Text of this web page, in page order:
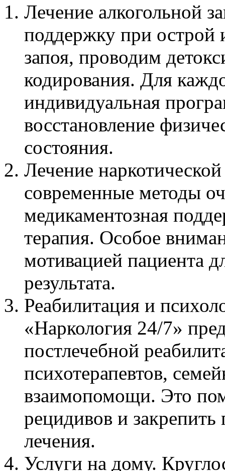
Лечение алкогольной
поддержку при острой
запоя, проводим
кодирования. Для
индивидуальная
восстановление
состояния.
Лечение
современные методы
медикаментозная
терапия. Особое
мотивацией пациента
результата.
Реабилитация и
«Наркология 24/7»
постлечебной
психотерапевтов,
взаимопомощи. Это
рецидивов и закрепить
лечения.
Услуги на дому.